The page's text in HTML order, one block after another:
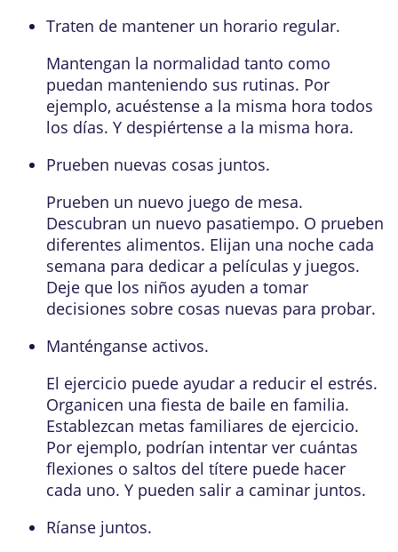
Traten de mantener un horario regular.
Mantengan la normalidad tanto como
puedan manteniendo sus rutinas. Por
ejemplo, acuéstense a la misma hora todos
los días. Y despiértense a la misma hora.
Prueben nuevas cosas juntos.
Prueben un nuevo juego de mesa.
Descubran un nuevo pasatiempo. O prueben
diferentes alimentos. Elijan una noche cada
semana para dedicar a películas y juegos.
Deje que los niños ayuden a tomar
decisiones sobre cosas nuevas para probar.
Manténganse activos.
El ejercicio puede ayudar a reducir el estrés.
Organicen una fiesta de baile en familia.
Establezcan metas familiares de ejercicio.
Por ejemplo, podrían intentar ver cuántas
flexiones o saltos del títere puede hacer
cada uno. Y pueden salir a caminar juntos.
Ríanse juntos.